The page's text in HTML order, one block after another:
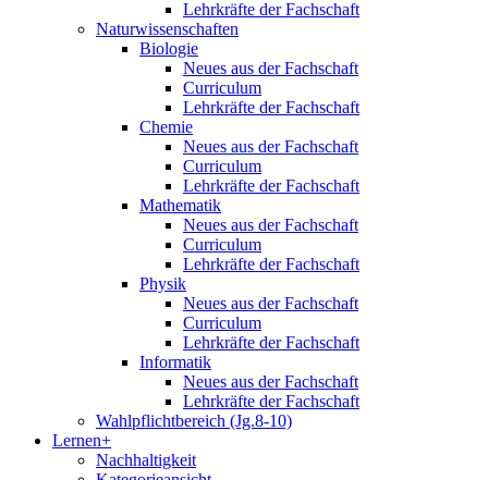
Lehrkräfte der Fachschaft
Naturwissenschaften
Biologie
Neues aus der Fachschaft
Curriculum
Lehrkräfte der Fachschaft
Chemie
Neues aus der Fachschaft
Curriculum
Lehrkräfte der Fachschaft
Mathematik
Neues aus der Fachschaft
Curriculum
Lehrkräfte der Fachschaft
Physik
Neues aus der Fachschaft
Curriculum
Lehrkräfte der Fachschaft
Informatik
Neues aus der Fachschaft
Lehrkräfte der Fachschaft
Wahlpflichtbereich (Jg.8-10)
Lernen+
Nachhaltigkeit